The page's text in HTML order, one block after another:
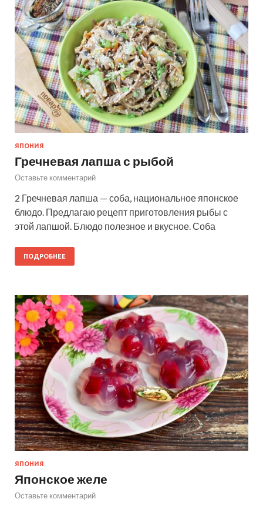
ЯПОНИЯ
Гречневая лапша с рыбой
Оставьте комментарий
2 Гречневая лапша — соба, национальное японское
блюдо. Предлагаю рецепт приготовления рыбы с
этой лапшой. Блюдо полезное и вкусное. Соба
ПОДРОБНЕЕ
ЯПОНИЯ
Японское желе
Оставьте комментарий